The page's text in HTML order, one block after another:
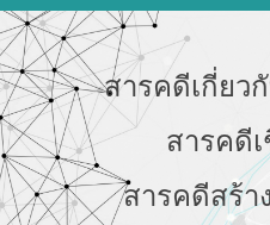
สารคดีเกี่ยว
สารคดี
สารคดีสร้า